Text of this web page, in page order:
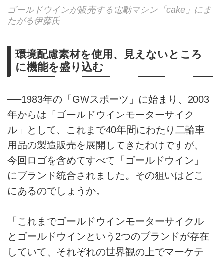
ゴールドウインが販売する電動マシン「cake」にま
たがる伊藤氏
環境配慮素材を使用、見えないところ
に機能を盛り込む
──1983年の「GWスポーツ」に始まり、2003
年からは「ゴールドウインモーターサイク
ル」として、これまで40年間にわたり二輪車
用品の製造販売を展開してきたわけですが、
今回ロゴを含めてすべて「ゴールドウイン」
にブランド統合されました。その狙いはどこ
にあるのでしょうか。
「これまでゴールドウインモーターサイクル
とゴールドウインという2つのブランドが存在
していて、それぞれの世界観の上でマーケテ